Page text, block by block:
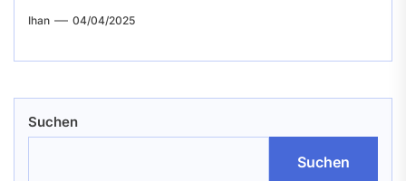
Ihan 04/04/2025
Suchen
Suchen